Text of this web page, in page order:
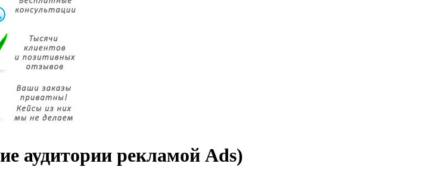
аудитории рекламой Ads)